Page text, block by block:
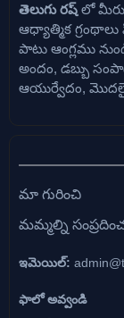
తెలుగు రష్ లో మీరు
ఆధ్యాత్మిక
పాటు ఆంగ్లము
అందం, డబ్బు
ఆయుర్వేదం,
మా గురించి
మమ్మల్ని
ఇమెయిల్:
ఫాలో అవ్వండి